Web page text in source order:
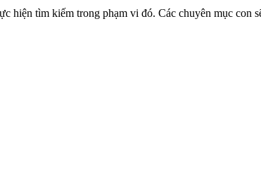
hiện tìm kiếm trong phạm vi đó. Các chuyên mục